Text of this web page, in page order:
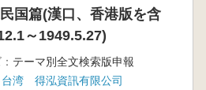
国篇(漢口、香港版を含
～1949.5.27)
テーマ別全文検索版申報
台湾 得泓資訊有限公司